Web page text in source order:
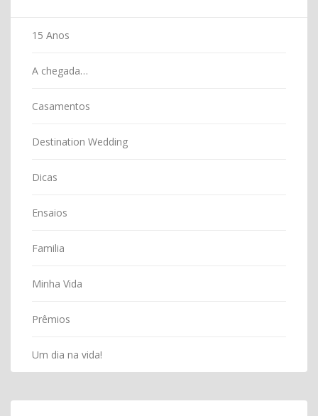
15 Anos
A chegada…
Casamentos
Destination Wedding
Dicas
Ensaios
Familia
Minha Vida
Prêmios
Um dia na vida!